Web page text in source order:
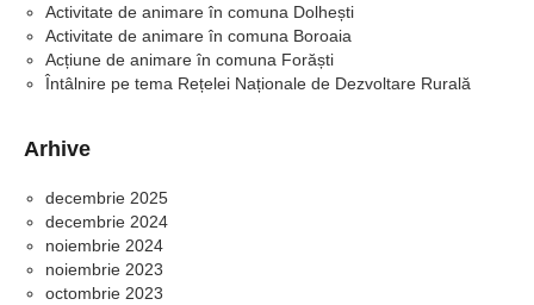
Activitate de animare în comuna Dolhești
Activitate de animare în comuna Boroaia
Acțiune de animare în comuna Forăști
Întâlnire pe tema Rețelei Naționale de Dezvoltare Rurală
Arhive
decembrie 2025
decembrie 2024
noiembrie 2024
noiembrie 2023
octombrie 2023